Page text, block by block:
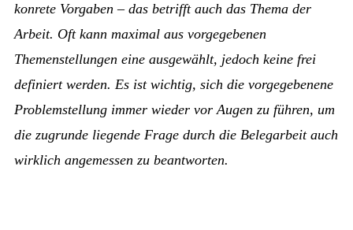
konrete Vorgaben – das betrifft auch das Thema der
Arbeit. Oft kann maximal aus vorgegebenen
Themenstellungen eine ausgewählt, jedoch keine frei
definiert werden. Es ist wichtig, sich die vorgegebenene
Problemstellung immer wieder vor Augen zu führen, um
die zugrunde liegende Frage durch die Belegarbeit auch
wirklich angemessen zu beantworten.